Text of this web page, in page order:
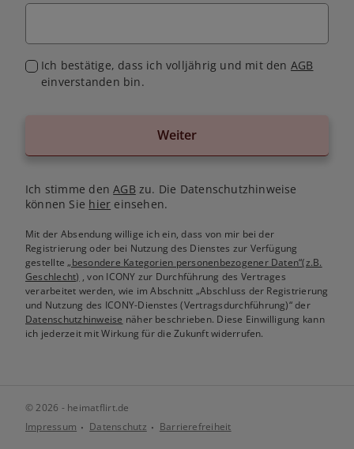
Ich bestätige, dass ich volljährig und mit den AGB
einverstanden bin.
Weiter
Ich stimme denAGB zu. Die Datenschutzhinweise
können Sie hier einsehen.
Mit der Absendung willige ich ein, dass von mir bei der
Registrierung oder bei Nutzung des Dienstes zur Verfügung
gestellte„besondere Kategorien personenbezogener Daten“(z.B.
Geschlecht) , von ICONY zur Durchführung des Vertrages
verarbeitet werden, wie im Abschnitt „Abschluss der Registrierung
und Nutzung des ICONY-Dienstes (Vertragsdurchführung)“ der
Datenschutzhinweise näher beschrieben. Diese Einwilligung kann
ich jederzeit mit Wirkung für die Zukunft widerrufen.
© 2026 - heimatflirt.de
Impressum
Datenschutz Barrierefreiheit